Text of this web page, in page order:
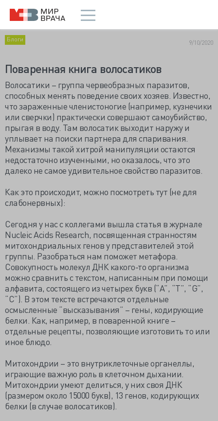
Блоги 9/10/2020
Поваренная книга волосатиков
Волосатики – группа червеобразных паразитов,
способных менять поведение своих хозяев. Известно,
что зараженные членистоногие (например, кузнечики
или сверчки) практически совершают самоубийство,
прыгая в воду. Там волосатик выходит наружу и
уплывает на поиски партнера для спаривания.
Механизмы такой хитрой манипуляции остаются
недостаточно изученными, но оказалось, что это
далеко не самое удивительное свойство паразитов.
Как это происходит, можно посмотреть тут (не для
слабонервных):
Сегодня у нас с коллегами вышла статья в журнале
Nucleic Acids Research, посвященная странностям
митохондриальных генов у представителей этой
группы. Разобраться нам поможет метафора.
Совокупность молекул ДНК какого-то организма
можно сравнить с текстом, написанным при помощи
алфавита, состоящего из четырех букв (“A”, “T”, “G”,
“C”). В этом тексте встречаются отдельные
осмысленные “высказывания” – гены, кодирующие
белки. Как, например, в поваренной книге –
отдельные рецепты, позволяющие изготовить то или
иное блюдо.
Митохондрии – это внутриклеточные органеллы,
играющие важную роль в клеточном дыхании.
Митохондрии умеют делиться, у них своя ДНК
(размером около 15000 букв), 13 генов, кодирующих
белки (в случае волосатиков).